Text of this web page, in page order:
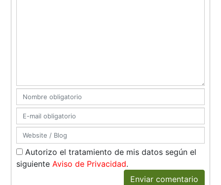
Autorizo el tratamiento de mis datos según el
siguienteAviso de Privacidad.
Enviar comentario